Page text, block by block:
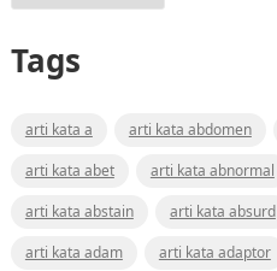
Tags
arti kata a arti kata abdomen
arti kata abet
arti kata abnormal
arti kata abstain
arti kata absurd
arti kata adam
arti kata adaptor